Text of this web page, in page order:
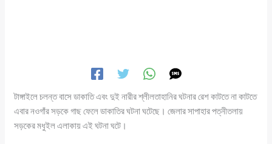
টাঙ্গাইলে চলন্ত বাসে ডাকাতি এবং দুই নারীর শ্লীলতাহানির ঘটনার রেশ কাটতে না কাটতে
এবার নওগাঁর সড়কে গাছ ফেলে ডাকাতির ঘটনা ঘটেছে। জেলার সাপাহার পত্নীতলায়
সড়কের মধুইল এলাকায় এই ঘটনা ঘটে।